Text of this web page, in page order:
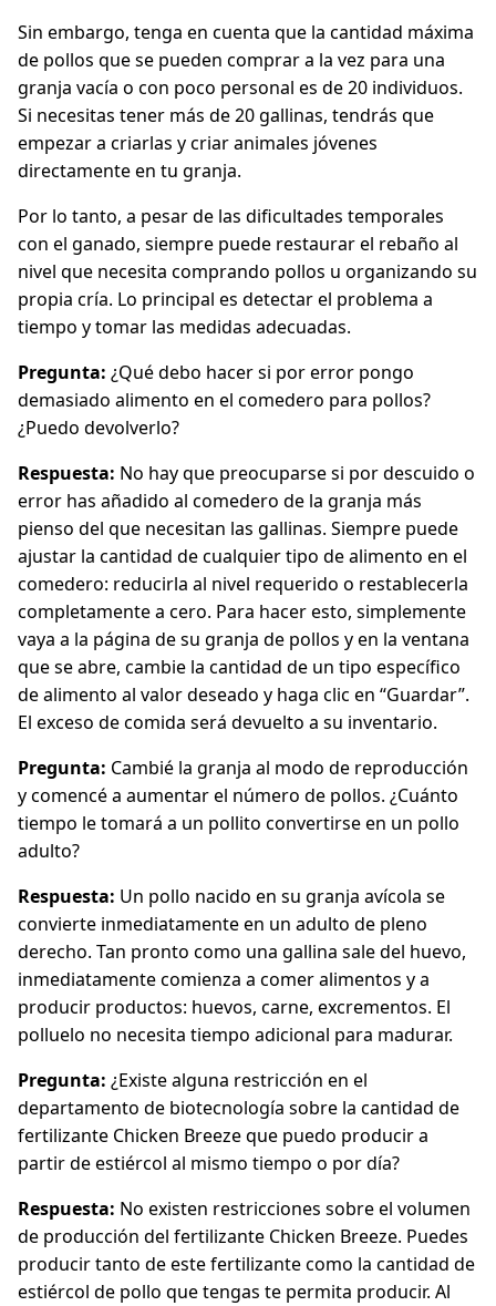
Sin embargo, tenga en cuenta que la cantidad máxima
de pollos que se pueden comprar a la vez para una
granja vacía o con poco personal es de 20 individuos.
Si necesitas tener más de 20 gallinas, tendrás que
empezar a criarlas y criar animales jóvenes
directamente en tu granja.
Por lo tanto, a pesar de las dificultades temporales
con el ganado, siempre puede restaurar el rebaño al
nivel que necesita comprando pollos u organizando su
propia cría. Lo principal es detectar el problema a
tiempo y tomar las medidas adecuadas.
Pregunta: ¿Qué debo hacer si por error pongo
demasiado alimento en el comedero para pollos?
¿Puedo devolverlo?
Respuesta: No hay que preocuparse si por descuido o
error has añadido al comedero de la granja más
pienso del que necesitan las gallinas. Siempre puede
ajustar la cantidad de cualquier tipo de alimento en el
comedero: reducirla al nivel requerido o restablecerla
completamente a cero. Para hacer esto, simplemente
vaya a la página de su granja de pollos y en la ventana
que se abre, cambie la cantidad de un tipo específico
de alimento al valor deseado y haga clic en “Guardar”.
El exceso de comida será devuelto a su inventario.
Pregunta: Cambié la granja al modo de reproducción
y comencé a aumentar el número de pollos. ¿Cuánto
tiempo le tomará a un pollito convertirse en un pollo
adulto?
Respuesta: Un pollo nacido en su granja avícola se
convierte inmediatamente en un adulto de pleno
derecho. Tan pronto como una gallina sale del huevo,
inmediatamente comienza a comer alimentos y a
producir productos: huevos, carne, excrementos. El
polluelo no necesita tiempo adicional para madurar.
Pregunta: ¿Existe alguna restricción en el
departamento de biotecnología sobre la cantidad de
fertilizante Chicken Breeze que puedo producir a
partir de estiércol al mismo tiempo o por día?
Respuesta: No existen restricciones sobre el volumen
de producción del fertilizante Chicken Breeze. Puedes
producir tanto de este fertilizante como la cantidad de
estiércol de pollo que tengas te permita producir. Al